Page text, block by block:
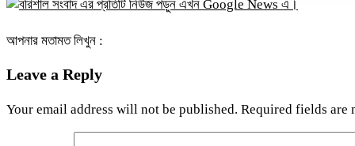
আপনার মতামত লিখুন :
Leave a Reply
Your email address will not be published. Required fields are